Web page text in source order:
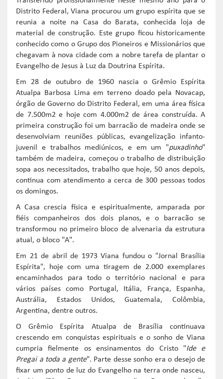
Distrito Federal, Viana procurou um grupo espírita que se
reunia a noite na Casa do Barata, conhecida loja de
material de construção. Este grupo ficou historicamente
conhecido como o Grupo dos Pioneiros e Missionários que
chegavam à nova cidade com a nobre tarefa de plantar o
Evangelho de Jesus à Luz da Doutrina Espírita.
Em 28 de outubro de 1960 nascia o Grêmio Espírita
Atualpa Barbosa Lima em terreno doado pela Novacap,
órgão de Governo do Distrito Federal, em uma área física
de 7.500m2 e hoje com 4.000m2 de área construída. A
primeira construção foi um barracão de madeira onde se
desenvolviam reuniões públicas, evangelização infanto-
juvenil e trabalhos mediúnicos, e em um "puxadinho"
também de madeira, começou o trabalho de distribuição
sopa aos necessitados, trabalho que hoje, 50 anos depois,
continua com atendimento a cerca de 300 pessoas todos
os domingos.
A Casa crescia física e espiritualmente, amparada por
fiéis companheiros dos dois planos, e o barracão se
transformou no primeiro bloco de alvenaria da estrutura
atual, o bloco "A".
Em 21 de abril de 1973 Viana fundou o "Jornal Brasília
Espírita", hoje com uma tiragem de 2.000 exemplares
encaminhados para todo o território nacional e para
vários países como Portugal, Itália, França, Espanha,
Austrália, Estados Unidos, Guatemala, Colômbia,
Argentina, dentre outros.
O Grêmio Espírita Atualpa de Brasília continuava
crescendo em conquistas espirituais e o sonho de Viana
cumpria fielmente os ensinamentos do Cristo "Ide e
Pregai a toda a gente". Parte desse sonho era o desejo de
fixar um ponto de luz do Evangelho na terra onde nasceu,